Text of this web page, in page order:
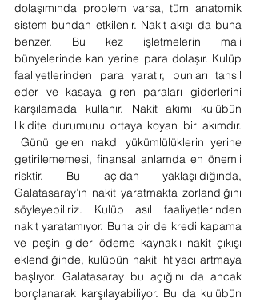
dolaşımında problem varsa, tüm anatomik
sistem bundan etkilenir. Nakit akışı da buna
benzer. Bu kez işletmelerin mali
bünyelerinde kan yerine para dolaşır. Kulüp
faaliyetlerinden para yaratır, bunları tahsil
eder ve kasaya giren paraları giderlerini
karşılamada kullanır. Nakit akımı kulübün
likidite durumunu ortaya koyan bir akımdır.
Günü gelen nakdi yükümlülüklerin yerine
getirilememesi, finansal anlamda en önemli
risktir. Bu açıdan yaklaşıldığında,
Galatasaray’ın nakit yaratmakta zorlandığını
söyleyebiliriz. Kulüp asıl faaliyetlerinden
nakit yaratamıyor. Buna bir de kredi kapama
ve peşin gider ödeme kaynaklı nakit çıkışı
eklendiğinde, kulübün nakit ihtiyacı artmaya
başlıyor. Galatasaray bu açığını da ancak
borçlanarak karşılayabiliyor. Bu da kulübün